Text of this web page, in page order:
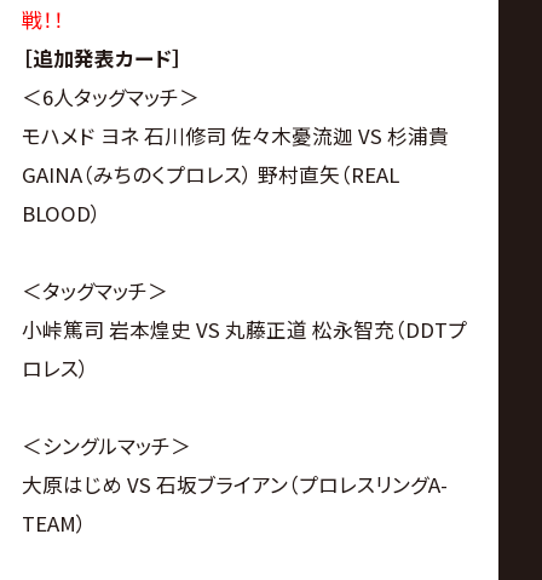
戦！！
［追加発表カード］
＜6人タッグマッチ＞
モハメド ヨネ 石川修司 佐々木憂流迦 VS 杉浦貴
GAINA（みちのくプロレス） 野村直矢（REAL
BLOOD）
＜タッグマッチ＞
小峠篤司 岩本煌史 VS 丸藤正道 松永智充（DDTプ
ロレス）
＜シングルマッチ＞
大原はじめ VS 石坂ブライアン（プロレスリングA-
TEAM）